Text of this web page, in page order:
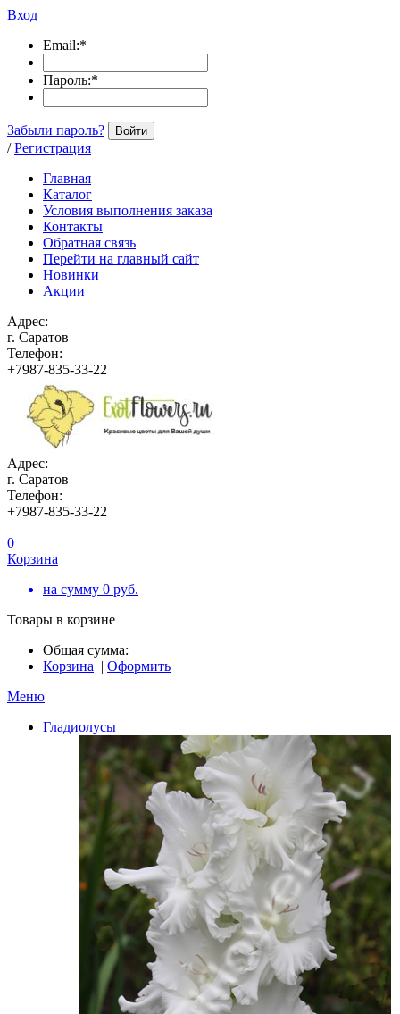
Вход
Email:*
Пароль:*
Забыли пароль? Войти
/ Регистрация
Главная
Каталог
Условия выполнения заказа
Контакты
Обратная связь
Перейти на главный сайт
Новинки
Акции
Адрес:
г. Саратов
Телефон:
+7987-835-33-22
Адрес:
г. Саратов
Телефон:
+7987-835-33-22
0
Корзина
на сумму 0 руб.
Товары в корзине
Общая сумма:
Корзина | Оформить
Меню
Гладиолусы